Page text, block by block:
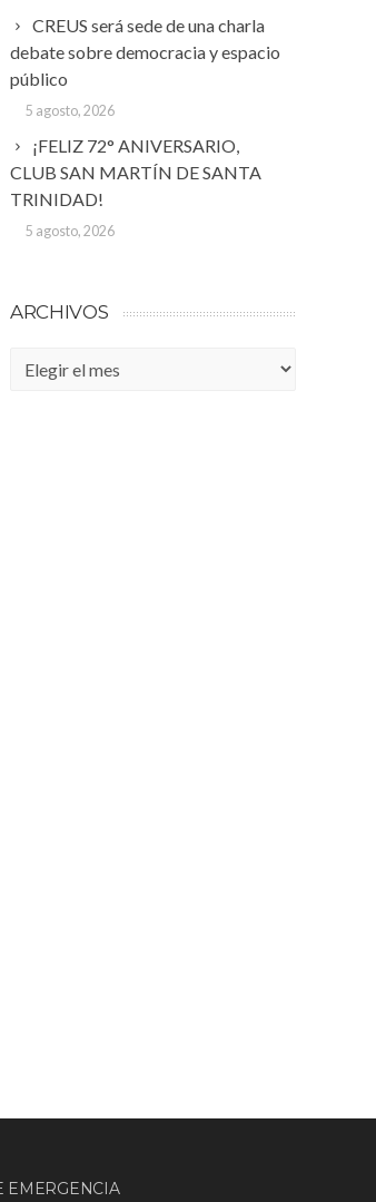
CREUS será sede de una charla
debate sobre democracia y espacio
público
5 agosto, 2026
¡FELIZ 72° ANIVERSARIO,
CLUB SAN MARTÍN DE SANTA
TRINIDAD!
5 agosto, 2026
ARCHIVOS
Archivos
EMERGENCIA